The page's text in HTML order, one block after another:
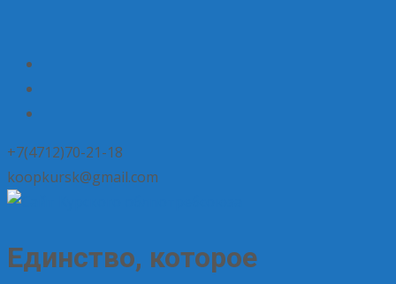
+7(4712)70-21-18
koopkursk@gmail.com
Единство, которое